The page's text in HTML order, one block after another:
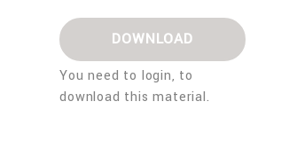
DOWNLOAD
You need to login, to
download this material.